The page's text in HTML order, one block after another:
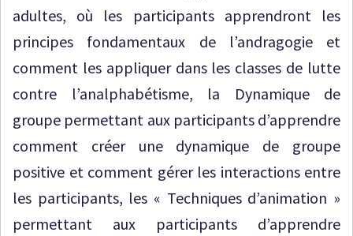
adultes, où les participants apprendront les
principes fondamentaux de l’andragogie et
comment les appliquer dans les classes de lutte
contre l’analphabétisme, la Dynamique de
groupe permettant aux participants d’apprendre
comment créer une dynamique de groupe
positive et comment gérer les interactions entre
les participants, les « Techniques d’animation »
permettant aux participants d’apprendre